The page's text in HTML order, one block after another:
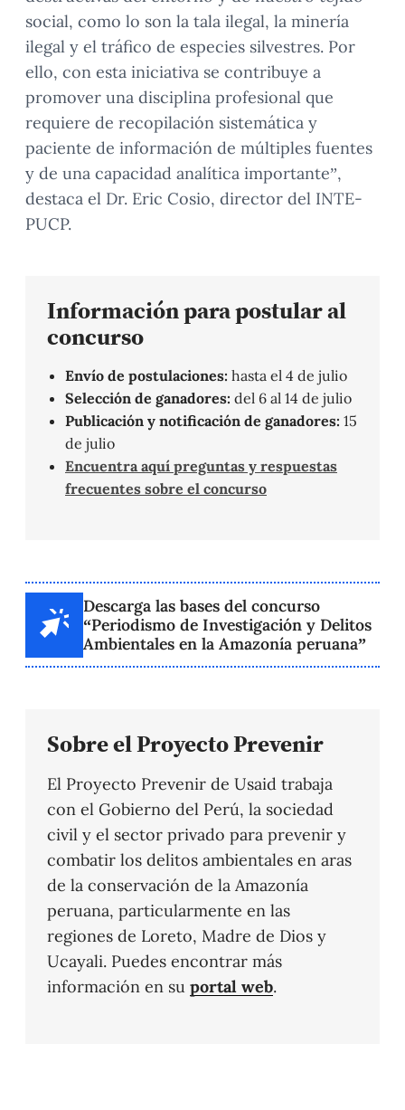
social, como lo son la tala ilegal, la minería
ilegal y el tráfico de especies silvestres. Por
ello, con esta iniciativa se contribuye a
promover una disciplina profesional que
requiere de recopilación sistemática y
paciente de información de múltiples fuentes
y de una capacidad analítica importante”,
destaca el Dr. Eric Cosio, director del INTE-
PUCP.
Información para postular al
concurso
Envío de postulaciones: hasta el 4 de julio
Selección de ganadores: del 6 al 14 de julio
Publicación y notificación de ganadores: 15
de julio
Encuentra aquí preguntas y respuestas
frecuentes sobre el concurso
Descarga las bases del concurso
“Periodismo de Investigación y Delitos
Ambientales en la Amazonía peruana”
Sobre el Proyecto Prevenir
El Proyecto Prevenir de Usaid trabaja
con el Gobierno del Perú, la sociedad
civil y el sector privado para prevenir y
combatir los delitos ambientales en aras
de la conservación de la Amazonía
peruana, particularmente en las
regiones de Loreto, Madre de Dios y
Ucayali. Puedes encontrar más
información en su portal web.